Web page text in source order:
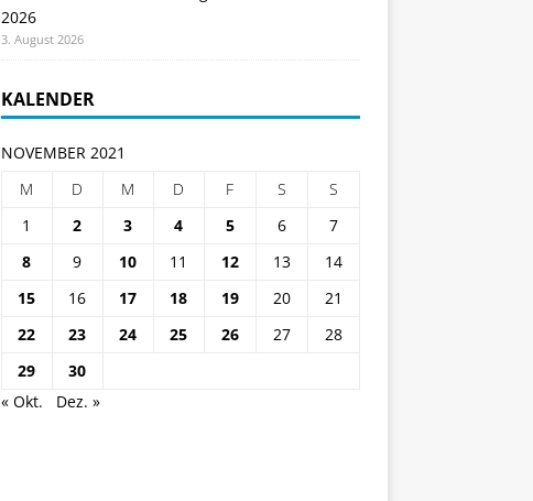
2026
3. August 2026
KALENDER
NOVEMBER 2021
M
D M D F S
S
1
2 3 4 5 6
7
8
9 10 11 12 13
14
15
16 17 18 19 20
21
22
23 24 25 26 27
28
29
30
« Okt.
Dez. »